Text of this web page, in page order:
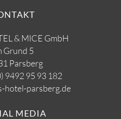
& MICE GmbH
Grund 5
Parsberg
9492 95 93 182
hotel-parsberg.de
MEDIA